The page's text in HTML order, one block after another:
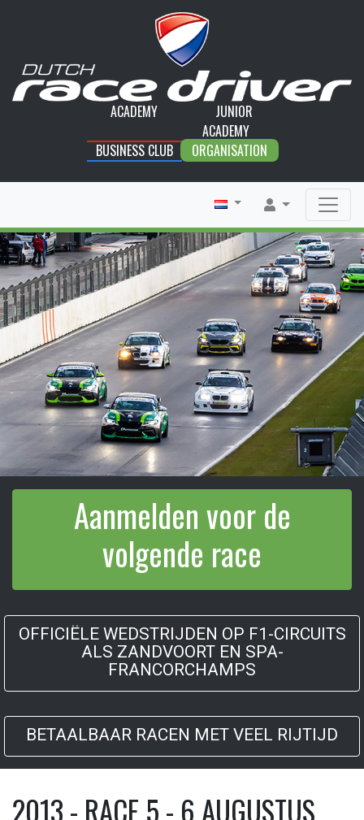
ACADEMY
JUNIOR
ACADEMY
BUSINESS CLUB
ORGANISATION
Aanmelden voor de
volgende race
OFFICIËLE WEDSTRIJDEN OP F1-CIRCUITS
ALS ZANDVOORT EN SPA-
FRANCORCHAMPS
BETAALBAAR RACEN MET VEEL RIJTIJD
2013 - RACE 5 - 6 AUGUSTUS